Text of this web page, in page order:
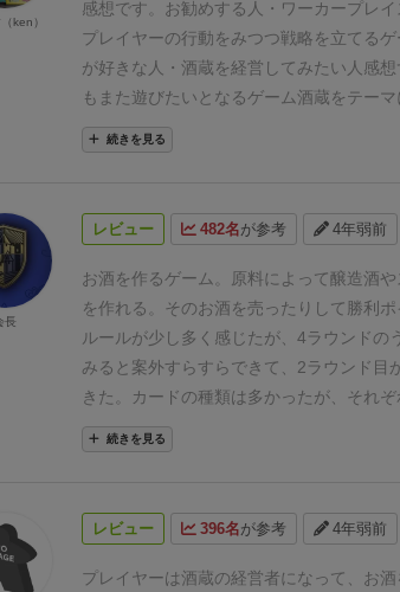
感想です。
お勧めする人 ・ワーカープレ
プレイヤーの行動をみつつ戦略を立てる
が好きな人
・酒蔵を経営してみたい人 感想
もまた遊びたいとなるゲーム酒蔵をテーマ
必要なくボードゲームとしてちゃんと面白
節)に分かれておりそれぞれの季節で行う
イヤーと行動がかぶらないようにしつつな
はじっくり考えてプレイする感じ4人プレ
いことができた&プレイヤーごとに作り
しさはあまりなく楽しく遊ぶことができた
順に実行され、遅い順番だと得られる利
用が余計に掛かったりなどのデメリット
しなければならないわけではなくキャン
ルしてもお金を得られるので被ったせい
あまりないまた通常駒とは別に通常駒より
駆け引きが面白かった！欲しい経営カード
駒を置いたほうがいいかも(経営カードは
は材料によらず熟成酒以外のお酒を造れる
続きを見る
ken）
レビュー 482名が参考 4年弱前
お酒を作るゲーム。原料によって醸造酒
を作れる。そのお酒を売ったりして勝利
ルールが少し多く感じたが、4ラウンドの
みると案外すらすらできて、2ラウンド目
きた。
カードの種類は多かったが、それ
け？となることはなかった。
だと2〜3時間かかったが、ルールを覚え
方が変わってくる。各人によって勝ち方が
う。コンポーネントについては、ボード・
は独自性を感じなかった。クラファン限定
続きを見る
長
レビュー 396名が参考 4年弱前
プレイヤーは酒蔵の経営者になって、お酒